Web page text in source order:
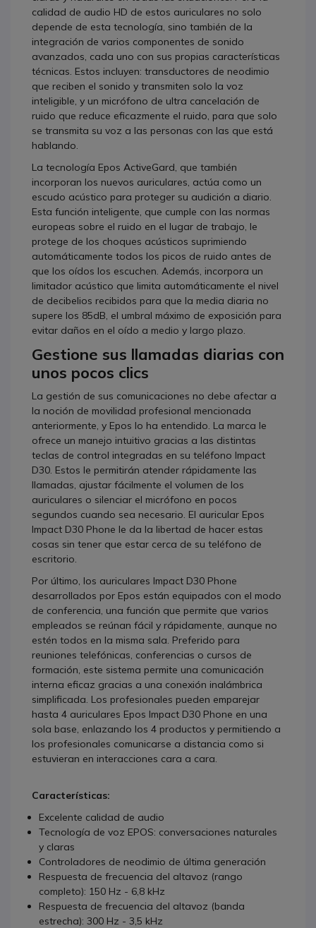
calidad de audio HD de estos auriculares no solo
depende de esta tecnología, sino también de la
integración de varios componentes de sonido
avanzados, cada uno con sus propias características
técnicas. Estos incluyen: transductores de neodimio
que reciben el sonido y transmiten solo la voz
inteligible, y un micrófono de ultra cancelación de
ruido que reduce eficazmente el ruido, para que solo
se transmita su voz a las personas con las que está
hablando.
La tecnología Epos ActiveGard, que también
incorporan los nuevos auriculares, actúa como un
escudo acústico para proteger su audición a diario.
Esta función inteligente, que cumple con las normas
europeas sobre el ruido en el lugar de trabajo, le
protege de los choques acústicos suprimiendo
automáticamente todos los picos de ruido antes de
que los oídos los escuchen. Además, incorpora un
limitador acústico que limita automáticamente el nivel
de decibelios recibidos para que la media diaria no
supere los 85dB, el umbral máximo de exposición para
evitar daños en el oído a medio y largo plazo.
Gestione sus llamadas diarias con
unos pocos clics
La gestión de sus comunicaciones no debe afectar a
la noción de movilidad profesional mencionada
anteriormente, y Epos lo ha entendido. La marca le
ofrece un manejo intuitivo gracias a las distintas
teclas de control integradas en su teléfono Impact
D30. Estos le permitirán atender rápidamente las
llamadas, ajustar fácilmente el volumen de los
auriculares o silenciar el micrófono en pocos
segundos cuando sea necesario. El auricular Epos
Impact D30 Phone le da la libertad de hacer estas
cosas sin tener que estar cerca de su teléfono de
escritorio.
Por último, los auriculares Impact D30 Phone
desarrollados por Epos están equipados con el modo
de conferencia, una función que permite que varios
empleados se reúnan fácil y rápidamente, aunque no
estén todos en la misma sala. Preferido para
reuniones telefónicas, conferencias o cursos de
formación, este sistema permite una comunicación
interna eficaz gracias a una conexión inalámbrica
simplificada. Los profesionales pueden emparejar
hasta 4 auriculares Epos Impact D30 Phone en una
sola base, enlazando los 4 productos y permitiendo a
los profesionales comunicarse a distancia como si
estuvieran en interacciones cara a cara.
Características:
Excelente calidad de audio
Tecnología de voz EPOS: conversaciones naturales
y claras
Controladores de neodimio de última generación
Respuesta de frecuencia del altavoz (rango
completo): 150 Hz - 6,8 kHz
Respuesta de frecuencia del altavoz (banda
estrecha): 300 Hz - 3,5 kHz